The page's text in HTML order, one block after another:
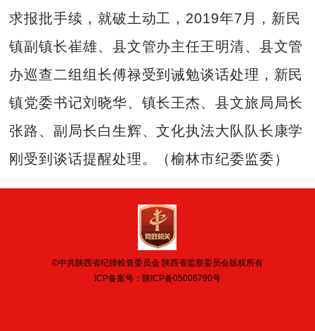
求报批手续，就破土动工，2019年7月，新民
镇副镇长崔雄、县文管办主任王明清、县文管
办巡查二组组长傅禄受到诫勉谈话处理，新民
镇党委书记刘晓华、镇长王杰、县文旅局局长
张路、副局长白生辉、文化执法大队队长康学
刚受到谈话提醒处理。（榆林市纪委监委）
©中共陕西省纪律检查委员会 陕西省监察委员会版权所有
ICP备案号： 陕ICP备05006790号